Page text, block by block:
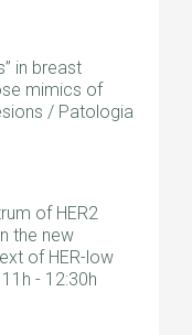
in breast
mimics of
/ Patologia
of HER2
the new
of HER-low
- 12:30h